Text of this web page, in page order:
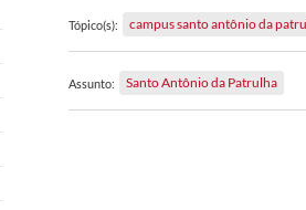
Tópico(s): campus santo antônio da
Assunto: Santo Antônio da Patrulha